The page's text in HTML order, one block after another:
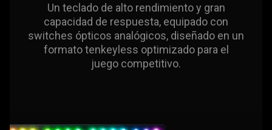
Un teclado de alto rendimiento y gran
capacidad de respuesta, equipado con
switches ópticos analógicos, diseñado en un
formato tenkeyless optimizado para el
juego competitivo.